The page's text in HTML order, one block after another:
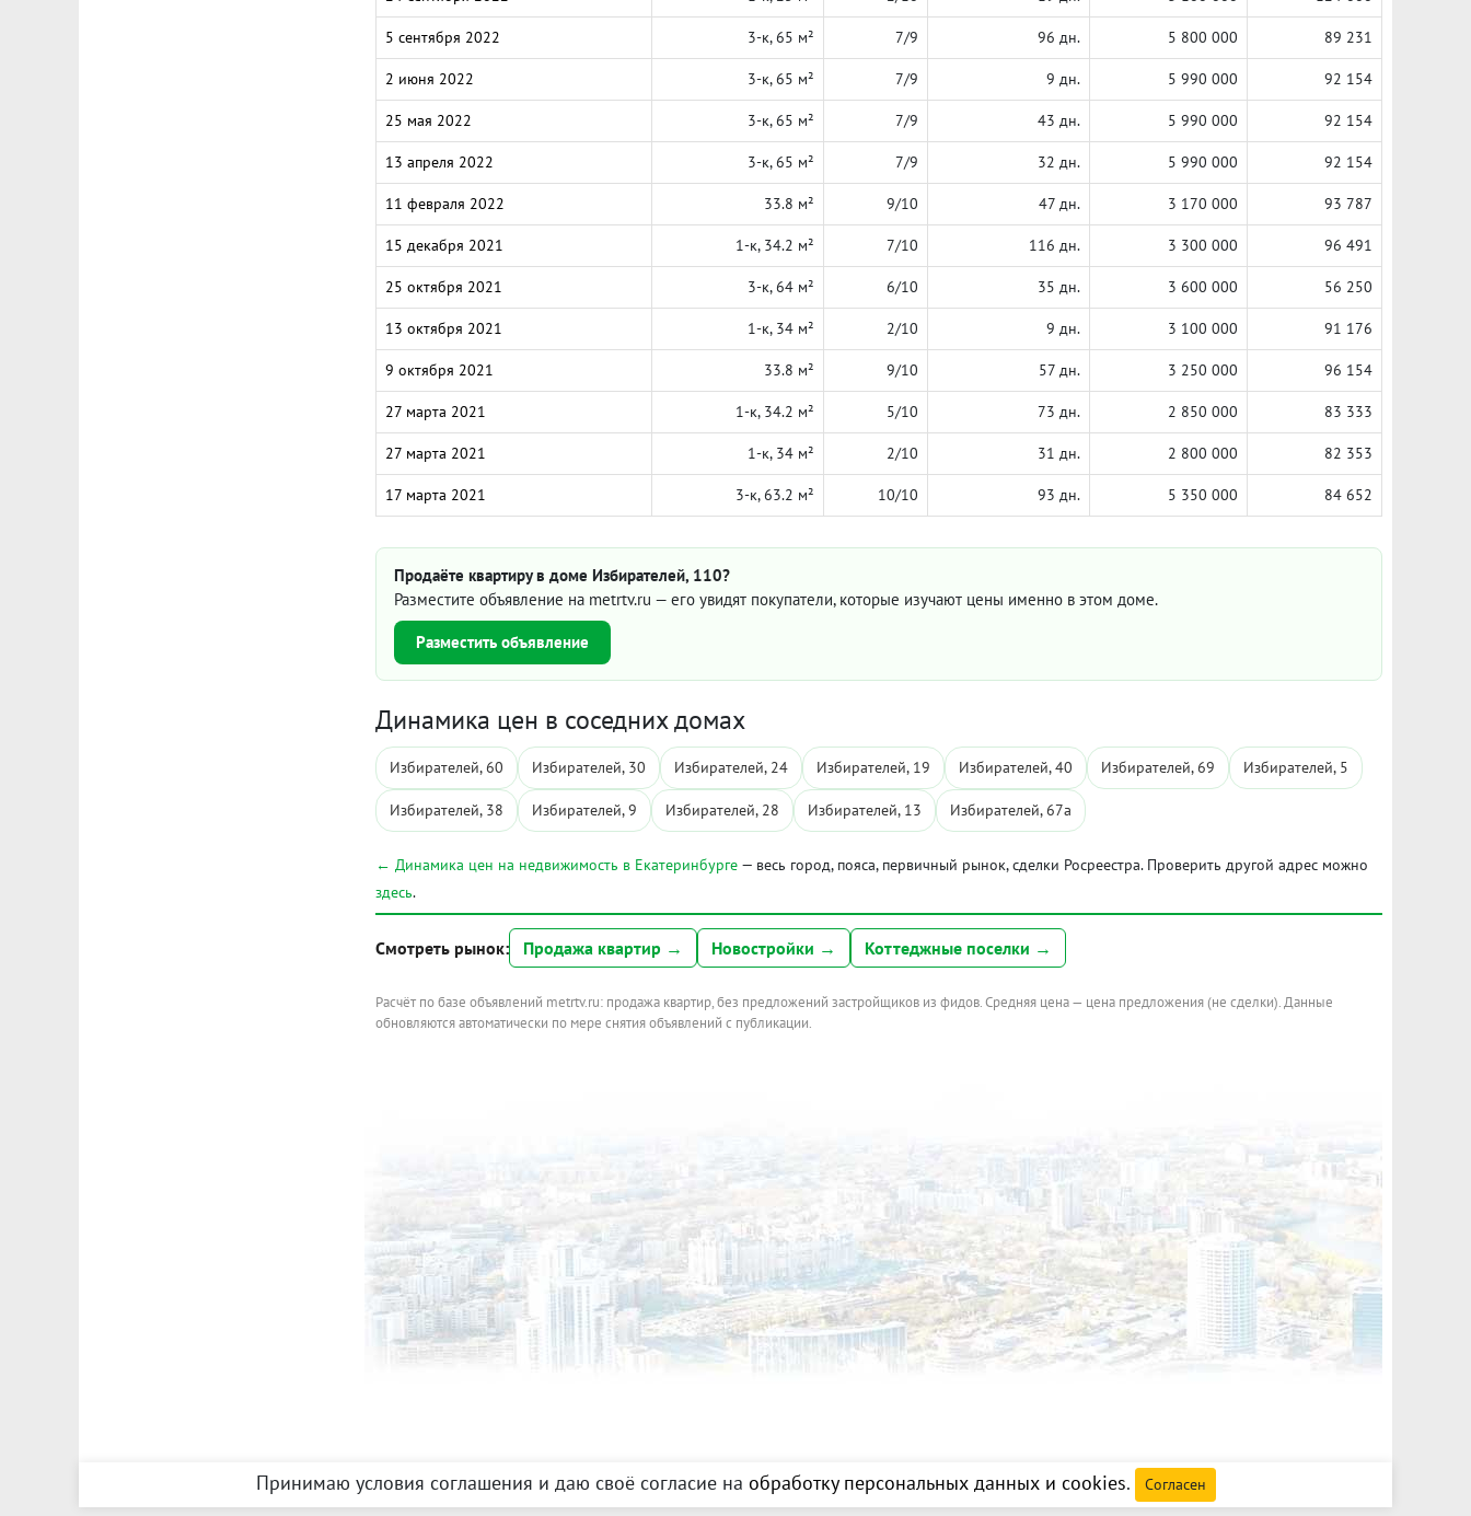
5 сентября 2022 3-к, 65 м² 7/9 96 дн. 5 800 000 89 231
2 июня 2022 3-к, 65 м² 7/9 9 дн. 5 990 000 92 154
25 мая 2022 3-к, 65 м² 7/9 43 дн. 5 990 000 92 154
13 апреля 2022 3-к, 65 м² 7/9 32 дн. 5 990 000 92 154
11 февраля 2022 33.8 м² 9/10 47 дн. 3 170 000 93 787
15 декабря 2021 1-к, 34.2 м² 7/10 116 дн. 3 300 000 96 491
25 октября 2021 3-к, 64 м² 6/10 35 дн. 3 600 000 56 250
13 октября 2021 1-к, 34 м² 2/10 9 дн. 3 100 000 91 176
9 октября 2021 33.8 м² 9/10 57 дн. 3 250 000 96 154
27 марта 2021 1-к, 34.2 м² 5/10 73 дн. 2 850 000 83 333
27 марта 2021 1-к, 34 м² 2/10 31 дн. 2 800 000 82 353
17 марта 2021 3-к, 63.2 м² 10/10 93 дн. 5 350 000 84 652
Продаёте квартиру в доме Избирателей, 110?
Разместите объявление на metrtv.ru — его увидят покупатели, которые изучают цены именно в этом доме.
Разместить объявление
Динамика цен в соседних домах
Избирателей, 60 Избирателей, 30 Избирателей, 24 Избирателей, 19 Избирателей, 40 Избирателей, 69 Избирателей, 5
Избирателей, 38 Избирателей, 9 Избирателей, 28 Избирателей, 13 Избирателей, 67а
← Динамика цен на недвижимость в Екатеринбурге — весь город, пояса, первичный рынок, сделки Росреестра. Проверить другой адрес можно
здесь.
Смотреть рынок: Продажа квартир → Новостройки → Коттеджные поселки →
Расчёт по базе объявлений metrtv.ru: продажа квартир, без предложений застройщиков из фидов. Средняя цена — цена предложения (не сделки). Данные
обновляются автоматически по мере снятия объявлений с публикации.
Принимаю условия соглашения и даю своё согласие на обработку персональных данных и cookies. Согласен